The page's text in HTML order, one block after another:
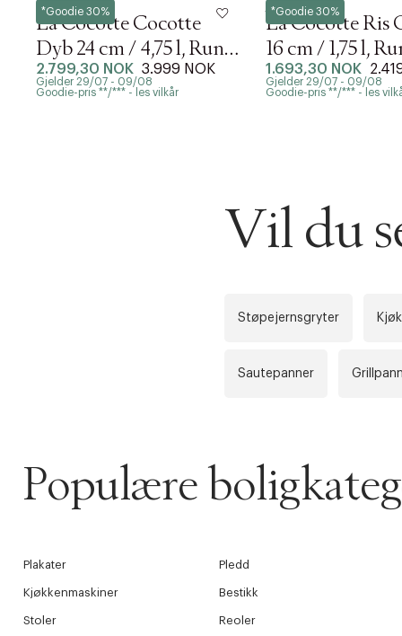
*Goodie 30%
Staub
La Cocotte Cocotte
Dyb 24 cm / 4,75 l, Rund,
Sort, Støbejern
2.799,30 NOK 3.999 NOK
Gjelder 29/07 - 09/08
Goodie-pris **/*** - les vilkår
*Goodie 30%
Staub
La Cocotte Ris
16 cm / 1,75 l,
Grafitgrå, Støb
1.693,30 NOK
Gjelder 29/07 - 09/08
Goodie-pris **/*** - les
Vil du
Støpejernsgryter
Sautepanner
Populære
Plakater Pledd
Kjøkkenmaskiner Bestikk
Stoler Reoler
Gratis
TILFØY
LA OSS VISE
Øv vi kan